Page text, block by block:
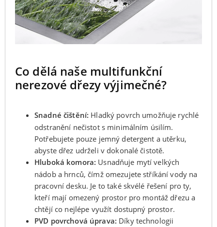
Co dělá naše multifunkční
nerezové dřezy výjimečné?
Snadné čištění: Hladký povrch umožňuje rychlé
odstranění nečistot s minimálním úsilím.
Potřebujete pouze jemný detergent a utěrku,
abyste dřez udrželi v dokonalé čistotě.
Hluboká komora: Usnadňuje mytí velkých
nádob a hrnců, čímž omezujete stříkání vody na
pracovní desku. Je to také skvélé řešení pro ty,
kteří mají omezený prostor pro montáž dřezu a
chtějí co nejlépe využít dostupný prostor.
PVD povrchová úprava: Díky technologii